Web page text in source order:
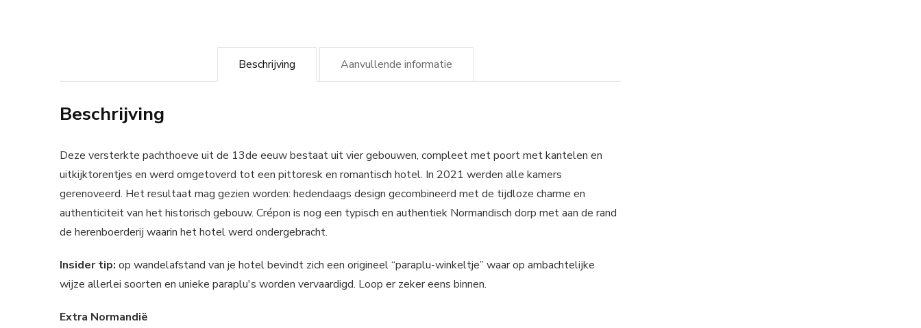
Beschrijving Aanvullende informatie
Beschrijving
Deze versterkte pachthoeve uit de 13de eeuw bestaat uit vier gebouwen, compleet met poort met kantelen en
uitkijktorentjes en werd omgetoverd tot een pittoresk en romantisch hotel. In 2021 werden alle kamers
gerenoveerd. Het resultaat mag gezien worden: hedendaags design gecombineerd met de tijdloze charme en
authenticiteit van het historisch gebouw. Crépon is nog een typisch en authentiek Normandisch dorp met aan de rand
de herenboerderij waarin het hotel werd ondergebracht.
Insider tip: op wandelafstand van je hotel bevindt zich een origineel “paraplu-winkeltje” waar op ambachtelijke
wijze allerlei soorten en unieke paraplu's worden vervaardigd. Loop er zeker eens binnen.
Extra Normandië